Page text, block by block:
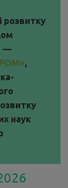
розвитку
—
,
наук